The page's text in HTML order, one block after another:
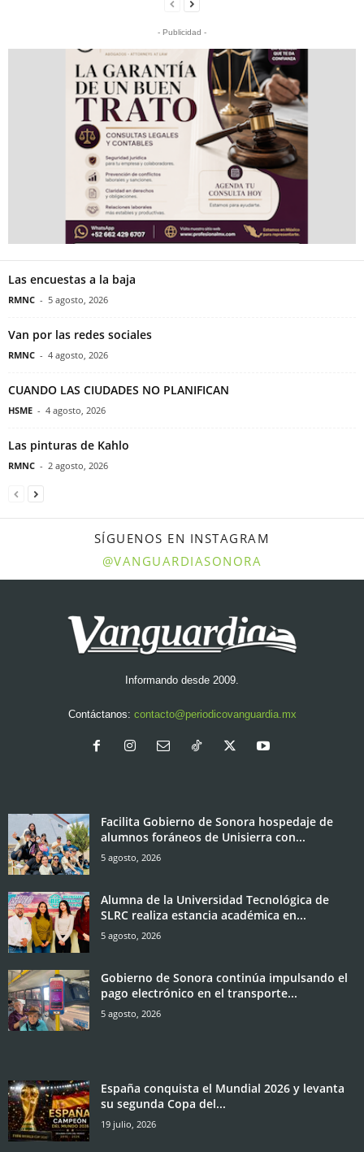
- Publicidad -
Las encuestas a la baja
RMNC - 5 agosto, 2026
Van por las redes sociales
RMNC - 4 agosto, 2026
CUANDO LAS CIUDADES NO PLANIFICAN
HSME - 4 agosto, 2026
Las pinturas de Kahlo
RMNC - 2 agosto, 2026
SÍGUENOS EN INSTAGRAM
@VANGUARDIASONORA
Informando desde 2009.
Contáctanos: contacto@periodicovanguardia.mx
Facilita Gobierno de Sonora hospedaje de
alumnos foráneos de Unisierra con...
5 agosto, 2026
Alumna de la Universidad Tecnológica de
SLRC realiza estancia académica en...
5 agosto, 2026
Gobierno de Sonora continúa impulsando el
pago electrónico en el transporte...
5 agosto, 2026
España conquista el Mundial 2026 y levanta
su segunda Copa del...
19 julio, 2026